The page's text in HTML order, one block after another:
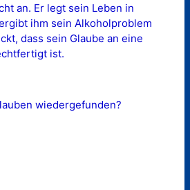
an. Er legt sein Leben in
ihm sein Alkoholproblem
dass sein Glaube an eine
ist.
wiedergefunden?